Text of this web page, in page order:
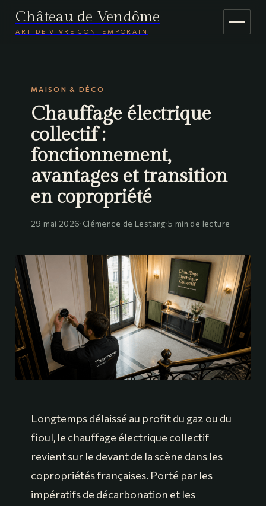
Château de Vendôme
ART DE VIVRE CONTEMPORAIN
JARDINAGE
VOYAGE
MAISON & DÉCO
Chauffage électrique
collectif :
fonctionnement,
avantages et transition
en copropriété
29 mai 2026·Clémence de Lestang·5 min de lecture
Longtemps délaissé au profit du gaz ou du
fioul, le chauffage électrique collectif
revient sur le devant de la scène dans les
copropriétés françaises. Porté par les
impératifs de décarbonation et les